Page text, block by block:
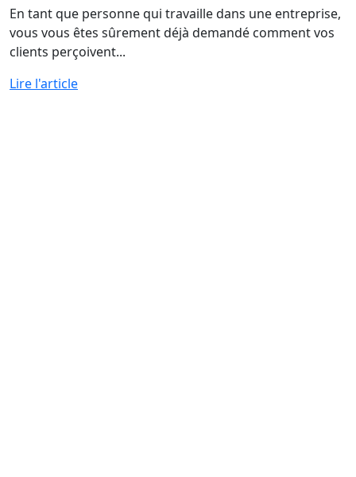
En tant que personne qui travaille dans une entreprise,
vous vous êtes sûrement déjà demandé comment vos
clients perçoivent...
Lire l'article